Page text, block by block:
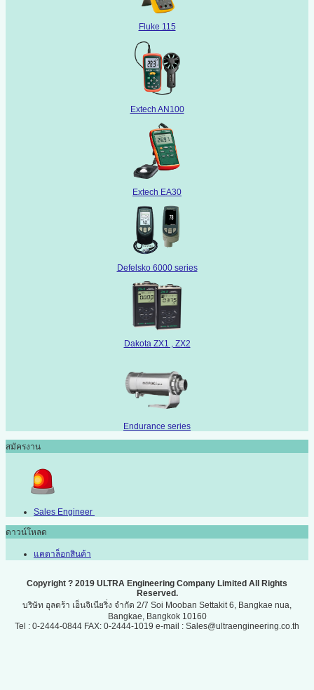
Fluke 115
Extech AN100
Extech EA30
Defelsko 6000 series
Dakota ZX1 , ZX2
Endurance series
สมัครงาน
Sales Engineer
ดาวน์โหลด
แคตาล็อกสินค้า
Copyright ? 2019 ULTRA Engineering Company Limited All Rights
Reserved.
บริษัท อุลตร้า เอ็นจิเนียริ่ง จำกัด 2/7 Soi Mooban Settakit 6, Bangkae nua,
Bangkae, Bangkok 10160
Tel : 0-2444-0844 FAX: 0-2444-1019 e-mail : Sales@ultraengineering.co.th